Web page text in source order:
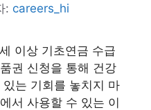
: careers_hi
이상 기초연금 수급
권 신청을 통해 건강
는 기회를 놓치지 마
서 사용할 수 있는 이